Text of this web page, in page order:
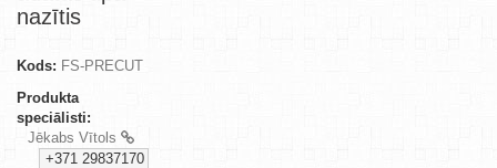
nazītis
Kods: FS-PRECUT
Produkta
speciālisti:
Jēkabs Vītols
+371 29837170